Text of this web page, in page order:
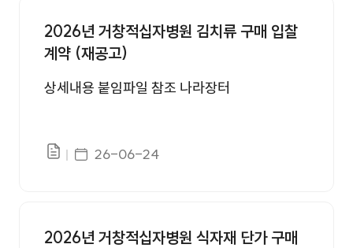
2026년 거창적십자병원 김치류 구매 입찰
계약 (재공고)
상세내용 붙임파일 참조 나라장터
파일있음게시일자
26-06-24
2026년 거창적십자병원 식자재 단가 구매